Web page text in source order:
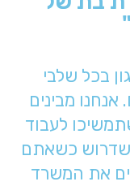
בכל שלבי
מבינים
לעבוד
שדרוש כשאתם
את המשרד